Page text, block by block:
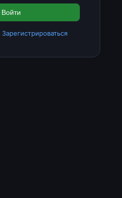
Войти
Зарегистрироваться